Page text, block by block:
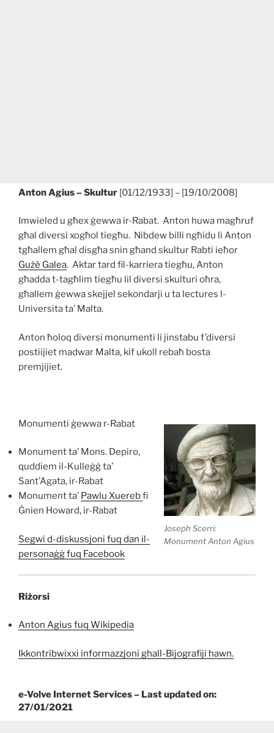
Anton Agius – Skultur [01/12/1933] – [19/10/2008]
Imwieled u għex ġewwa ir-Rabat. Anton huwa magħruf
għal diversi xogħol tiegħu. Nibdew billi ngħidu li Anton
tgħallem għal disgħa snin għand skultur Rabti ieħor
Gużè Galea. Aktar tard fil-karriera tiegħu, Anton
għadda t-tagħlim tiegħu lil diversi skulturi oħra,
għallem ġewwa skejjel sekondarji u ta lectures l-
Universita ta’ Malta.
Anton ħoloq diversi monumenti li jinstabu f’diversi
postiijiet madwar Malta, kif ukoll rebaħ bosta
premjijiet.
Joseph Scerri:
Monument Anton Agius
Monumenti ġewwa r-Rabat
Monument ta’ Mons. Depiro,
quddiem il-Kulleġġ ta’
Sant’Agata, ir-Rabat
Monument ta’ Pawlu Xuerebfi
Ġnien Howard, ir-Rabat
Segwi d-diskussjoni fuq dan il-
personaġġ fuq Facebook
Riżorsi
Anton Agius fuq Wikipedia
Ikkontribwixxi informazzjoni ghall-Bijografiji hawn.
e-Volve Internet Services – Last updated on:
27/01/2021